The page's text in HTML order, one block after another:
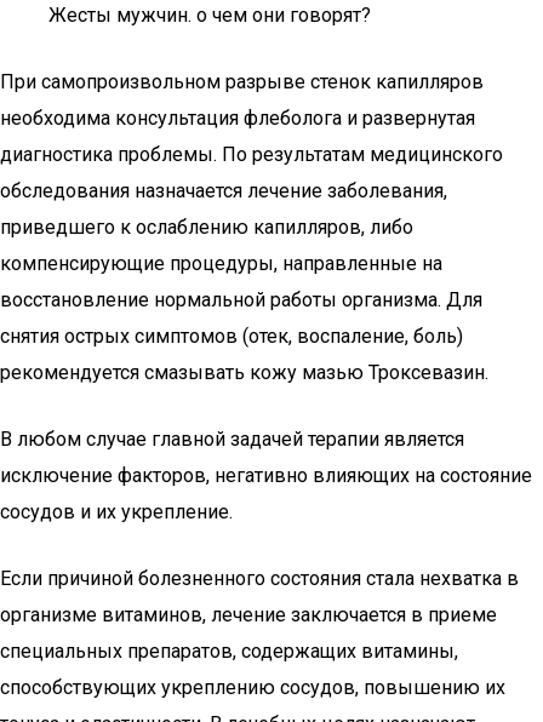
Жесты мужчин. о чем они говорят?
При самопроизвольном разрыве стенок капилляров
необходима консультация флеболога и развернутая
диагностика проблемы. По результатам медицинского
обследования назначается лечение заболевания,
приведшего к ослаблению капилляров, либо
компенсирующие процедуры, направленные на
восстановление нормальной работы организма. Для
снятия острых симптомов (отек, воспаление, боль)
рекомендуется смазывать кожу мазью Троксевазин.
В любом случае главной задачей терапии является
исключение факторов, негативно влияющих на состояние
сосудов и их укрепление.
Если причиной болезненного состояния стала нехватка в
организме витаминов, лечение заключается в приеме
специальных препаратов, содержащих витамины,
способствующих укреплению сосудов, повышению их